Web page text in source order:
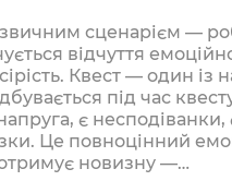
сценарієм —
відчуття
Квест — один із
під час
є
Це повноцінний
новизну —…